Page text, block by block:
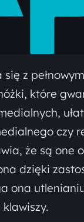
się z
które
czy
że są
dzięki
ona